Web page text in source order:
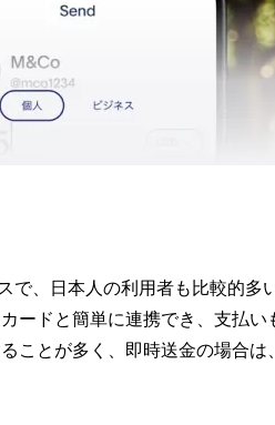
で、日本人の利用者も比較的多
ードと簡単に連携でき、支払
ことが多く、即時送金の場合